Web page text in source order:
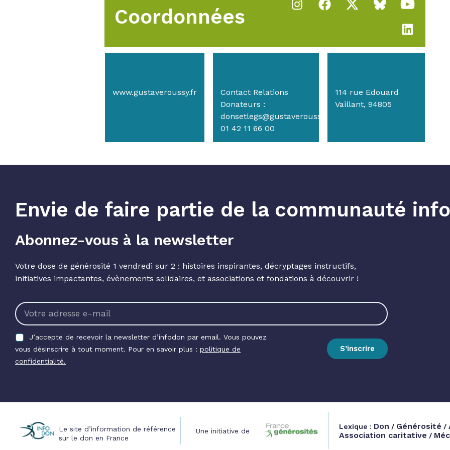
Coordonnées
www.gustaveroussy.fr
Contact Relations
Donateurs :
donsetlegs@gustaveroussy.fr
01 42 11 66 00
114 rue Edouard
Vaillant, 94805
Envie de faire partie de la communauté
Abonnez-vous à la newsletter
Votre dose de générosité 1 vendredi sur 2 : histoires inspirantes, décryptages instructifs,
initiatives impactantes, évènements solidaires, et associations et fondations à découvrir !
J’accepte de recevoir la newsletter d’infodon par email. Vous pouvez
vous désinscrire à tout moment. Pour en savoir plus : politique de
confidentialité.
S’inscrire
Le site d’information de référence
sur le don en France
Une initiative de
Lexique : Don / Générosité /
Association caritative /